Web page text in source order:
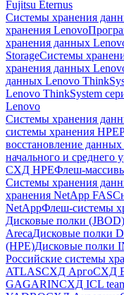
Fujitsu Eternus
Системы хранения
хранения Lenovo
хранения данных
StorageСистемы
хранения данных
данных Lenovo
Lenovo ThinkSystem
Lenovo
Системы хранения
системы хранения HPE
восстановление
начального и среднего
СХД HPEФлеш-
Cистемы хранения
хранения NetApp FAS
NetAppФлеш-системы
Дисковые полки (JBOD)
ArecaДисковые полки
(HPE)Дисковые полки
Российские системы
ATLASСХД AргоСХД
GAGARINСХД ICL